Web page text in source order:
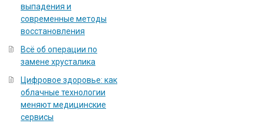
выпадения и
современные методы
восстановления
Всё об операции по
замене хрусталика
Цифровое здоровье: как
облачные технологии
меняют медицинские
сервисы